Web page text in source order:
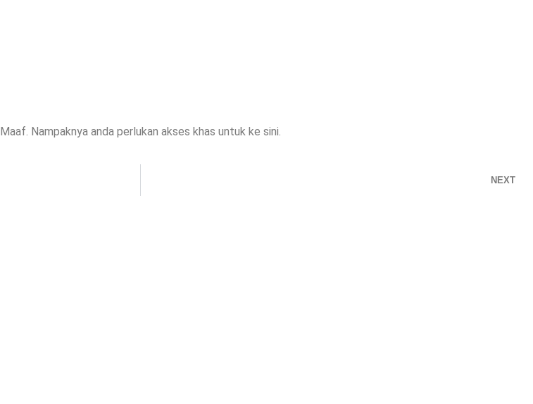
Maaf. Nampaknya anda perlukan akses khas untuk ke sini.
NEXT